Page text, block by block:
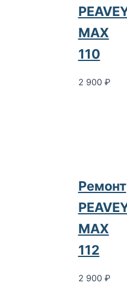
MAX
110
2 900 ₽
Ремонт
MAX
112
2 900 ₽